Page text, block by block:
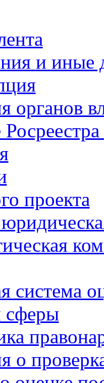
и иные
органов
проекта
система
сферы
о